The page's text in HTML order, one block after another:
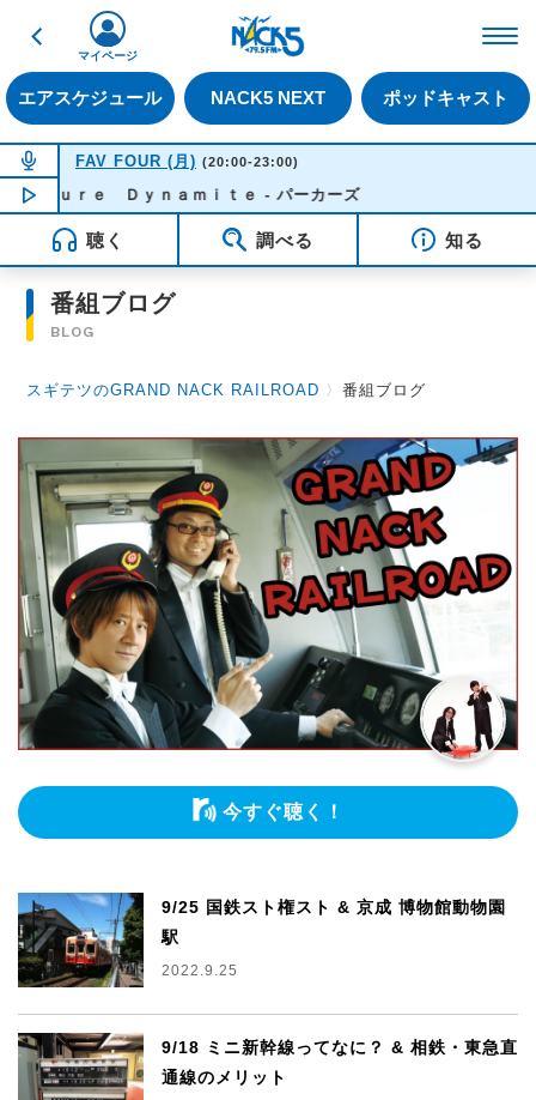
戻る
エアスケジュール NACK5 NEXT ポッドキャスト
マイページ
NOW ON AIR
FAV FOUR (月) (20:00-23:00)
NOW PLAYING21:55
ｓｕｒｅ Ｄｙｎａｍｉｔｅ - パーカーズ
聴く 調べる 知る
番組ブログ
BLOG
スギテツのGRAND NACK RAILROAD 〉番組ブログ
今すぐ聴く！
9/25 国鉄スト権スト & 京成 博物館動物園
駅
2022.9.25
9/18 ミニ新幹線ってなに？ & 相鉄・東急直
通線のメリット